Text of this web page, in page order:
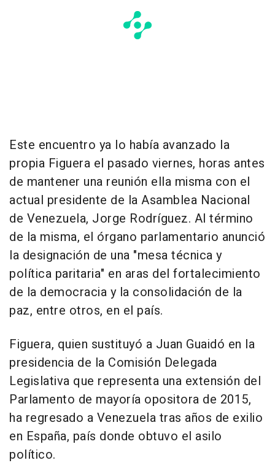
Este encuentro ya lo había avanzado la
propia Figuera el pasado viernes, horas antes
de mantener una reunión ella misma con el
actual presidente de la Asamblea Nacional
de Venezuela, Jorge Rodríguez. Al término
de la misma, el órgano parlamentario anunció
la designación de una "mesa técnica y
política paritaria" en aras del fortalecimiento
de la democracia y la consolidación de la
paz, entre otros, en el país.
Figuera, quien sustituyó a Juan Guaidó en la
presidencia de la Comisión Delegada
Legislativa que representa una extensión del
Parlamento de mayoría opositora de 2015,
ha regresado a Venezuela tras años de exilio
en España, país donde obtuvo el asilo
político.